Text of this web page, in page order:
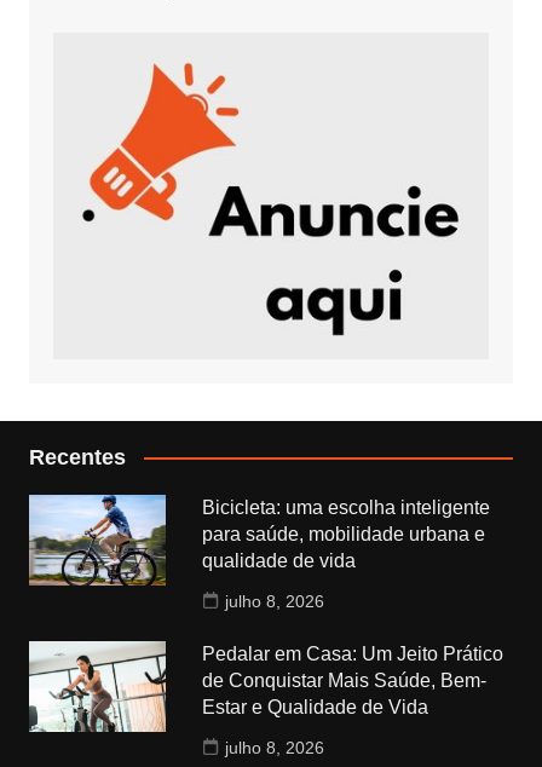
Recentes
Bicicleta: uma escolha inteligente
para saúde, mobilidade urbana e
qualidade de vida
julho 8, 2026
Pedalar em Casa: Um Jeito Prático
de Conquistar Mais Saúde, Bem-
Estar e Qualidade de Vida
julho 8, 2026